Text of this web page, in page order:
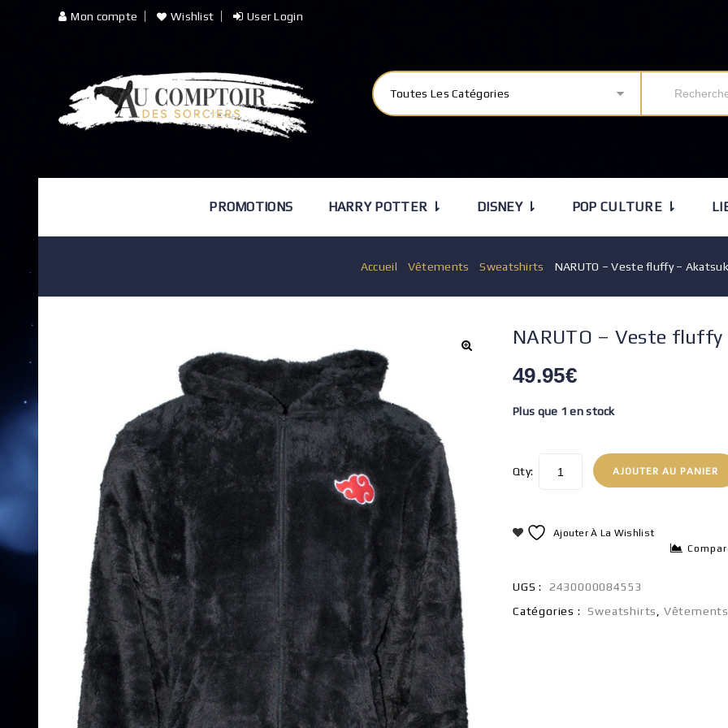
Mon compte Wishlist User Login
Toutes Les Catégories
PROMOTIONS HARRY POTTER ⇂ DISNEY ⇂ POP CULTURE ⇂
Accueil Vêtements /Sweatshirts NARUTO – Veste fluffy –
NARUTO – Veste
49.95€
Plus que 1 en stock
Qty: AJOUTER AU PANIER
Ajouter À La Wishlist
UGS :
2430000084553
Catégories :
Sweatshirts